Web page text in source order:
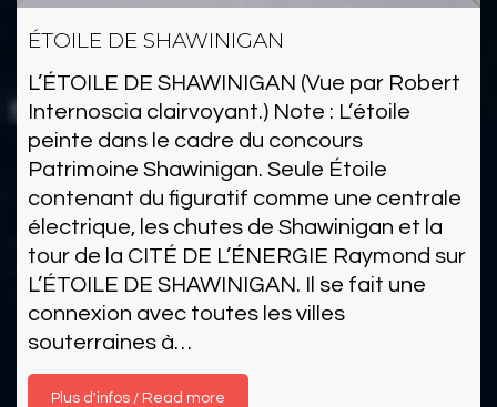
ÉTOILE DE SHAWINIGAN
L’ÉTOILE DE SHAWINIGAN (Vue par Robert
Internoscia clairvoyant.) Note : L’étoile
peinte dans le cadre du concours
Patrimoine Shawinigan. Seule Étoile
contenant du figuratif comme une centrale
électrique, les chutes de Shawinigan et la
tour de la CITÉ DE L’ÉNERGIE Raymond sur
L’ÉTOILE DE SHAWINIGAN. Il se fait une
connexion avec toutes les villes
souterraines à…
Read more